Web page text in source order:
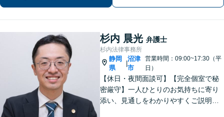
杉内 晨光 弁護士
杉内法律事務所
静岡
県
|
沼津
市
営業時間：09:00~17:30（平
日）
【休日・夜間面談可】【完全個室で秘
密厳守】一人ひとりのお気持ちに寄り
添い、見通しをわかりやすくご説明。